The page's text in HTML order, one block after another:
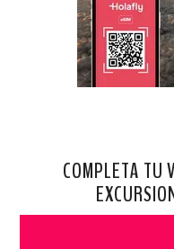
COMPLETA TU